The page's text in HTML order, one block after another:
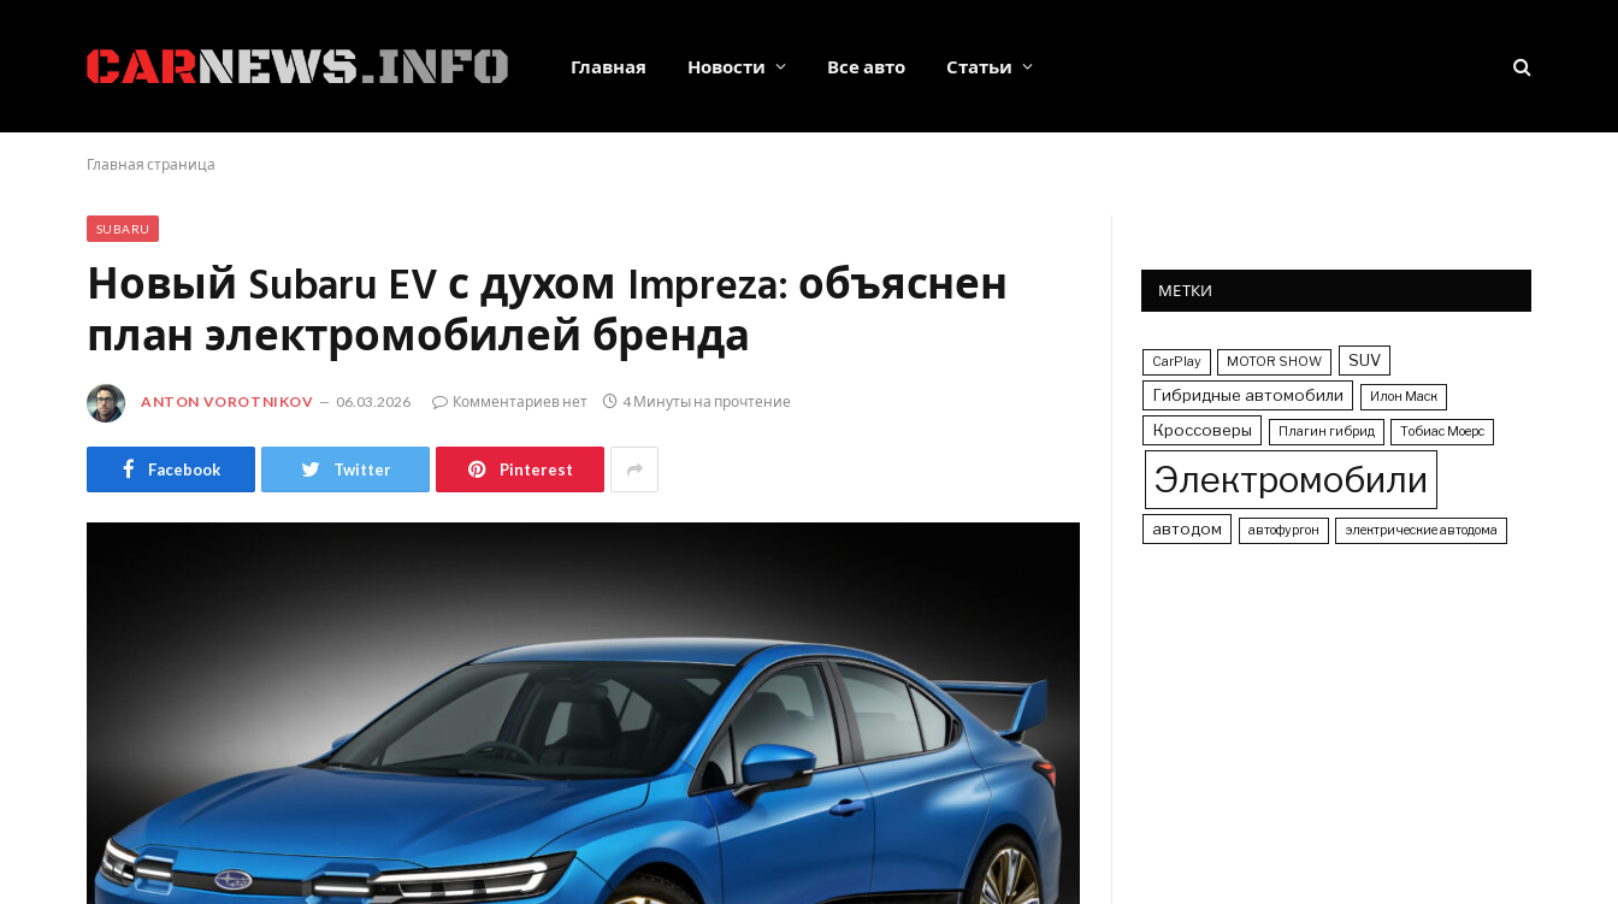
Главная Новости Все авто Статьи
Главная страница
SUBARU
Новый Subaru EV с духом Impreza: объяснен
план электромобилей бренда
ANTON VOROTNIKOV 06.03.2026 Комментариев нет 4 Минуты на прочтение
Facebook Twitter Pinterest
МЕТКИ
CarPlay MOTOR SHOW
SUV
Гибридные автомобили
Илон Маск
Кроссоверы Плагин гибрид Тобиас Моерс
Электромобили
автодом автофургон электрические автодома